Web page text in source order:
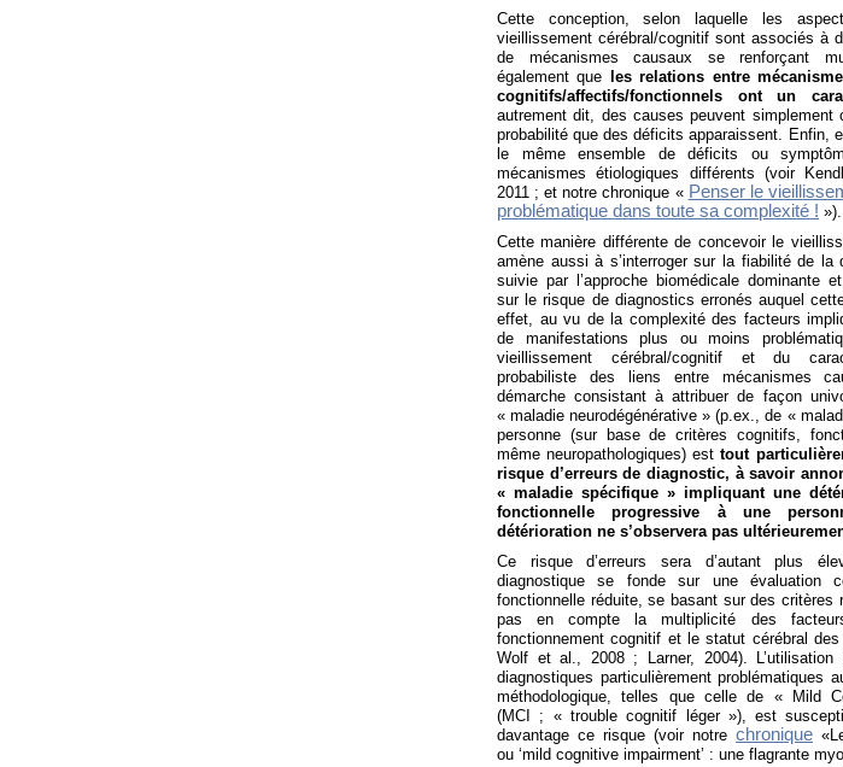
Cette conception, selon
laquelle les
vieillissement cérébral/cognitif sont associés à
de mécanismes causaux se renforçant
également que
les relations entre
cognitifs/affectifs/fonctionnels ont un
autrement dit, des causes peuvent simplement
probabilité que des déficits apparaissent. Enfin,
le même ensemble de déficits ou
mécanismes étiologiques différents (voir
2011 ; et notre chronique « Penser le
problématique dans toute sa complexité ! »).
Cette manière différente de concevoir le
amène aussi à s’interroger sur la fiabilité de la
suivie par l’approche biomédicale dominante
sur le risque de diagnostics erronés auquel
effet, au vu de la complexité des facteurs
de manifestations plus ou moins
vieillissement cérébral/cognitif et du
probabiliste des liens entre mécanismes
démarche consistant à attribuer de façon
« maladie neurodégénérative » (p.ex., de «
personne (sur base de critères cognitifs,
même neuropathologiques) esttout
risque d’erreurs de diagnostic, à savoir
« maladie spécifique » impliquant une
fonctionnelle progressive à une
détérioration ne s’observera pas
Ce risque d’erreurs sera d’autant plus
diagnostique se fonde sur une évaluation
fonctionnelle réduite, se basant sur des critères
pas en compte la multiplicité des
fonctionnement cognitif et le statut cérébral
Wolf et al., 2008 ; Larner, 2004). L’utilisation
diagnostiques particulièrement problématiques
méthodologique, telles que celle de « Mild
(MCI ; « trouble cognitif léger »), est
davantage ce risque (voir notre chronique
ou ‘mild cognitive impairment’ : une flagrante